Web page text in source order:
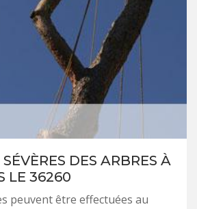
DES ARBRES À
LE 36260
peuvent être effectuées au